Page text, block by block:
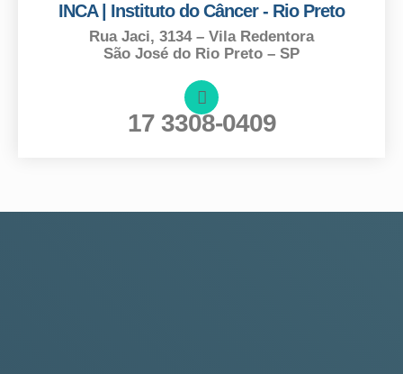
INCA | Instituto do Câncer - Rio Preto
Rua Jaci, 3134 – Vila Redentora
São José do Rio Preto – SP
17 3308-0409